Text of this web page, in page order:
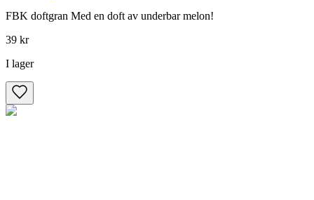
FBK doftgran Med en doft av underbar melon!
39 kr
I lager